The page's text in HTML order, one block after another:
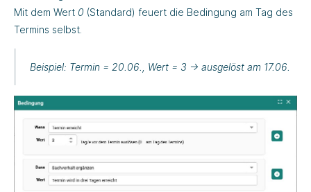
Mit dem Wert 0 (Standard) feuert die Bedingung am Tag des
Termins selbst.
Beispiel: Termin = 20.06., Wert = 3 → ausgelöst am 17.06.